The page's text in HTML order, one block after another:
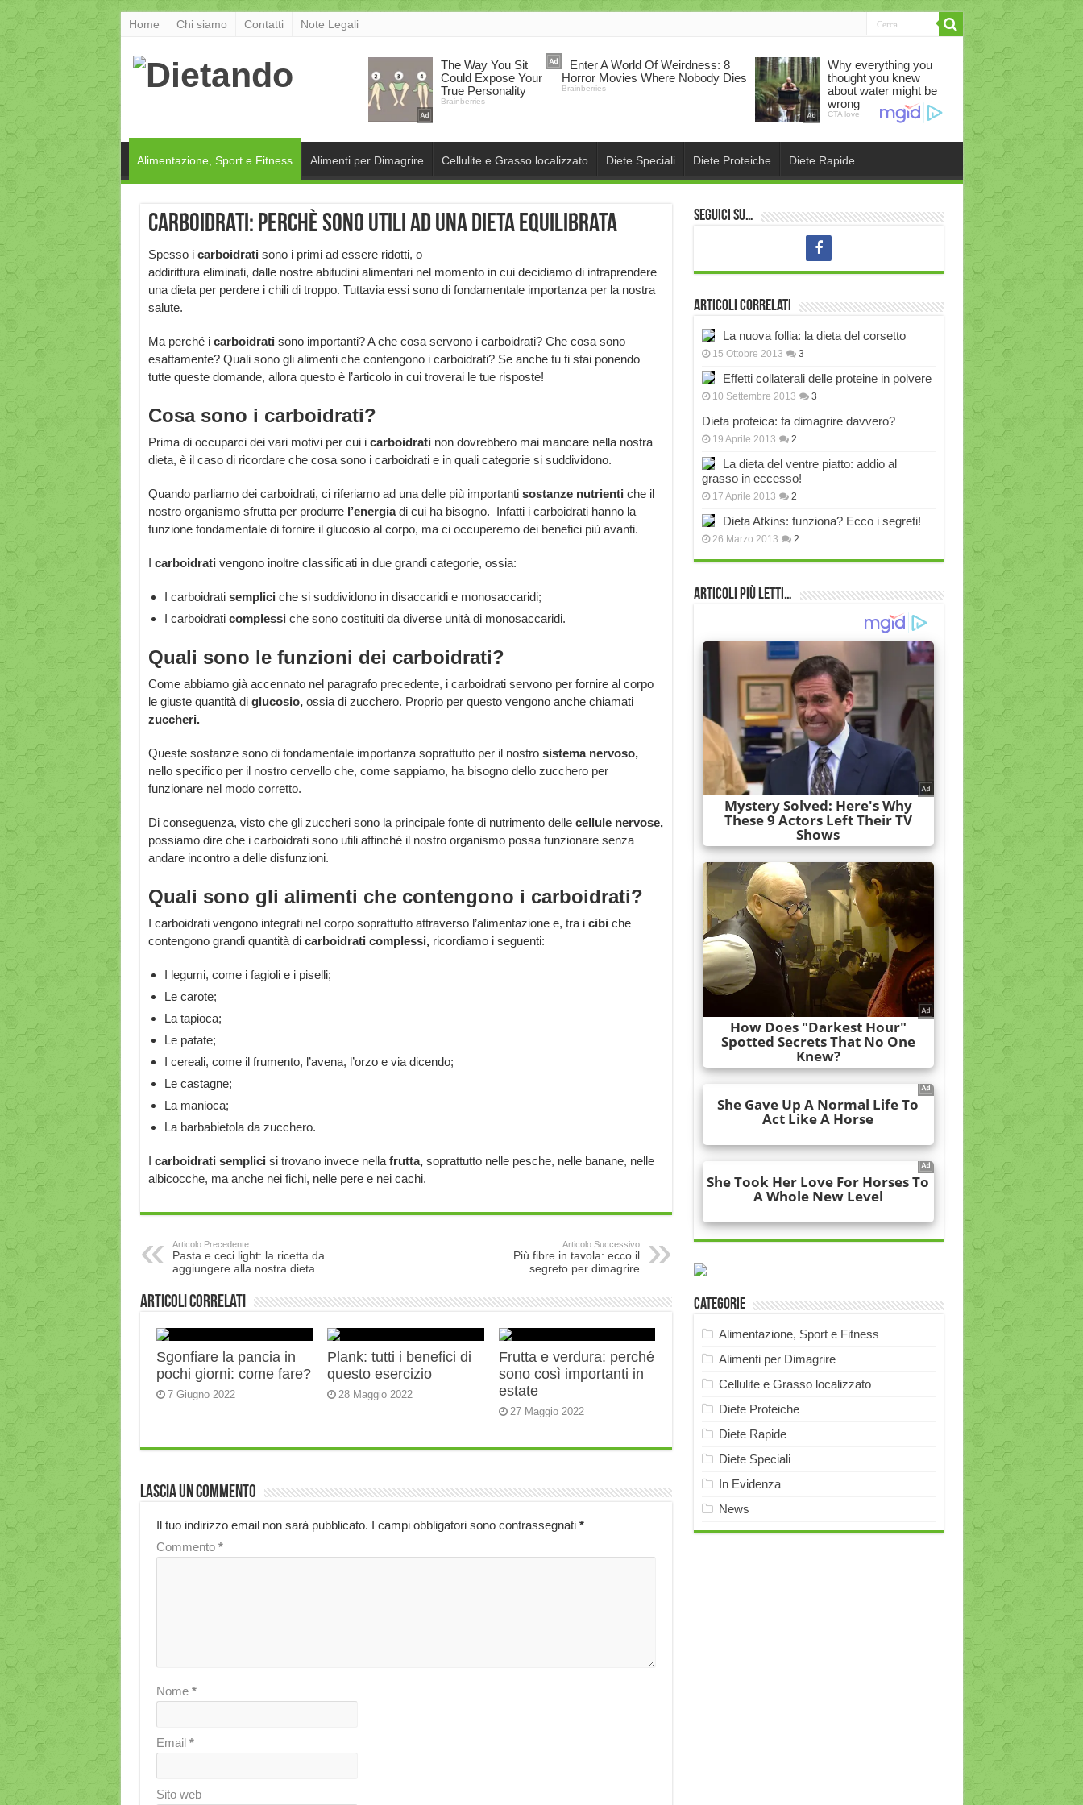
Home Chi siamo Contatti Note Legali
Alimentazione, Sport e Fitness Alimenti per Dimagrire Cellulite e Grasso localizzato Diete Speciali Diete Proteiche Diete Rapide
Carboidrati: perchè sono utili ad una dieta equilibrata
Spesso i carboidrati sono i primi ad essere ridotti, o
addirittura eliminati, dalle nostre abitudini alimentari nel momento in cui decidiamo di intraprendere
una dieta per perdere i chili di troppo. Tuttavia essi sono di fondamentale importanza per la nostra
salute.
Ma perché i carboidrati sono importanti? A che cosa servono i carboidrati? Che cosa sono
esattamente? Quali sono gli alimenti che contengono i carboidrati? Se anche tu ti stai ponendo
tutte queste domande, allora questo è l’articolo in cui troverai le tue risposte!
Cosa sono i carboidrati?
Prima di occuparci dei vari motivi per cui i carboidrati non dovrebbero mai mancare nella nostra
dieta, è il caso di ricordare che cosa sono i carboidrati e in quali categorie si suddividono.
Quando parliamo dei carboidrati, ci riferiamo ad una delle più importanti sostanze nutrienti che il
nostro organismo sfrutta per produrre l’energiadi cui ha bisogno. Infatti i carboidrati hanno la
funzione fondamentale di fornire il glucosio al corpo, ma ci occuperemo dei benefici più avanti.
I carboidrati vengono inoltre classificati in due grandi categorie, ossia:
I carboidrati semplici che si suddividono in disaccaridi e monosaccaridi;
I carboidrati complessi che sono costituiti da diverse unità di monosaccaridi.
Quali sono le funzioni dei carboidrati?
Come abbiamo già accennato nel paragrafo precedente, i carboidrati servono per fornire al corpo
le giuste quantità di glucosio,ossia di zucchero. Proprio per questo vengono anche chiamati
zuccheri.
Queste sostanze sono di fondamentale importanza soprattutto per il nostro sistema nervoso,
nello specifico per il nostro cervello che, come sappiamo, ha bisogno dello zucchero per
funzionare nel modo corretto.
Di conseguenza, visto che gli zuccheri sono la principale fonte di nutrimento delle cellule nervose,
possiamo dire che i carboidrati sono utili affinché il nostro organismo possa funzionare senza
andare incontro a delle disfunzioni.
Quali sono gli alimenti che contengono i carboidrati?
I carboidrati vengono integrati nel corpo soprattutto attraverso l’alimentazione e, tra i cibi che
contengono grandi quantità di carboidrati complessi,ricordiamo i seguenti:
I legumi, come i fagioli e i piselli;
Le carote;
La tapioca;
Le patate;
I cereali, come il frumento, l’avena, l’orzo e via dicendo;
Le castagne;
La manioca;
La barbabietola da zucchero.
I carboidrati semplici si trovano invece nella frutta,soprattutto nelle pesche, nelle banane, nelle
albicocche, ma anche nei fichi, nelle pere e nei cachi.
Articolo Precedente
Pasta e ceci light: la ricetta da
aggiungere alla nostra dieta
Articolo Successivo
Più fibre in tavola: ecco il
segreto per dimagrire
Articoli correlati
Sgonfiare la pancia in
pochi giorni: come fare?
7 Giugno 2022
Plank: tutti i benefici di
questo esercizio
28 Maggio 2022
Frutta e verdura: perché
sono così importanti in
estate
27 Maggio 2022
Lascia un commento
Il tuo indirizzo email non sarà pubblicato. I campi obbligatori sono contrassegnati *
Commento *
Nome *
Email *
Sito web
Seguici su…
Articoli correlati
La nuova follia: la dieta del corsetto
15 Ottobre 2013 3
Effetti collaterali delle proteine in polvere
10 Settembre 2013 3
Dieta proteica: fa dimagrire davvero?
19 Aprile 2013 2
La dieta del ventre piatto: addio al
grasso in eccesso!
17 Aprile 2013 2
Dieta Atkins: funziona? Ecco i segreti!
26 Marzo 2013 2
Articoli più Letti…
Categorie
Alimentazione, Sport e Fitness
Alimenti per Dimagrire
Cellulite e Grasso localizzato
Diete Proteiche
Diete Rapide
Diete Speciali
In Evidenza
News